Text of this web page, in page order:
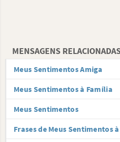
MENSAGENS
Meus Sentimentos Amiga
Meus Sentimentos à Família
Meus Sentimentos
Frases de Meus Sentimentos